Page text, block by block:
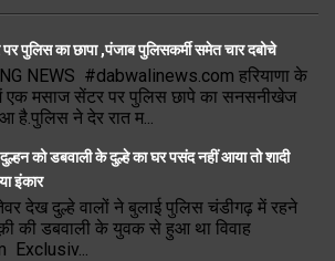
पुलिस का छापा ,पंजाब पुलिसकर्मी समेत चार दबोचे
NEWS #dabwalinews.com हरियाणा के
एक मसाज सेंटर पर पुलिस छापे का सनसनीखेज
है.पुलिस ने देर रात म...
को डबवाली के दुल्हे का घर पसंद नहीं आया तो शादी
इंकार
देख दुल्हे वालों ने बुलाई पुलिस चंडीगढ़ में रहने
की डबवाली के युवक से हुआ था विवाह